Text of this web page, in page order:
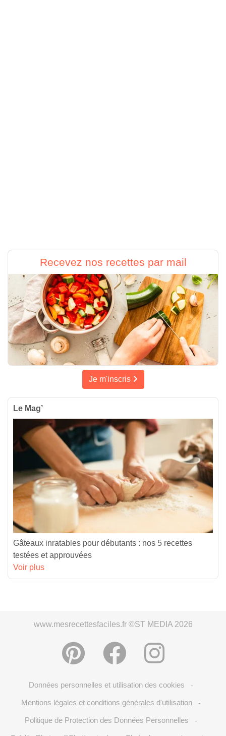
Recevez nos recettes par mail
Je m'inscris
Le Mag’
Gâteaux inratables pour débutants : nos 5 recettes
testées et approuvées
Voir plus
www.mesrecettesfaciles.fr ©ST MEDIA 2026
Données personnelles et utilisation des cookies -
Mentions légales et conditions générales d'utilisation -
Politique de Protection des Données Personnelles -